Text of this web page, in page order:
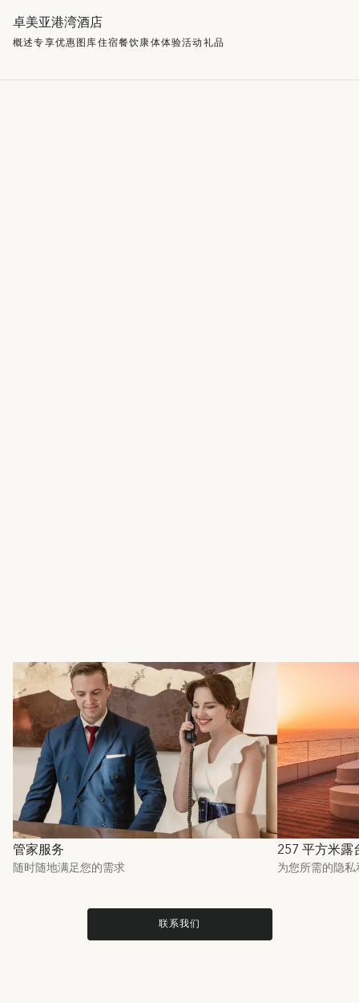
卓美亚港湾酒店
概述专享优惠图库住宿餐饮康体体验活动礼品
管家服务
随时随地满足您的需求
257 平方米
为您所需的隐
联系我们